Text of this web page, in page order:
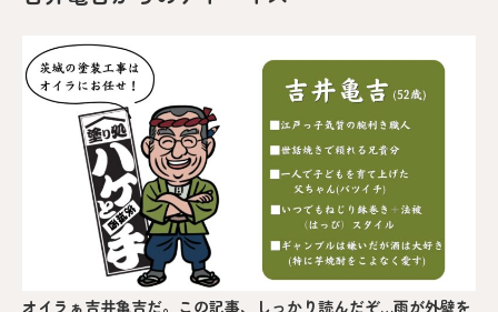
オイラぁ吉井亀吉だ。この記事、しっかり読んだぞ…雨が外壁を